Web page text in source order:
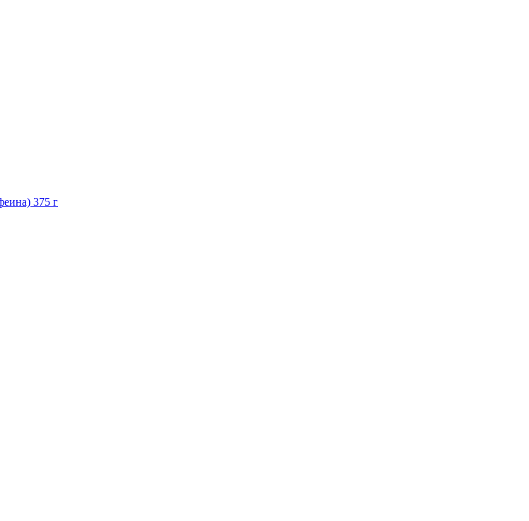
375 г